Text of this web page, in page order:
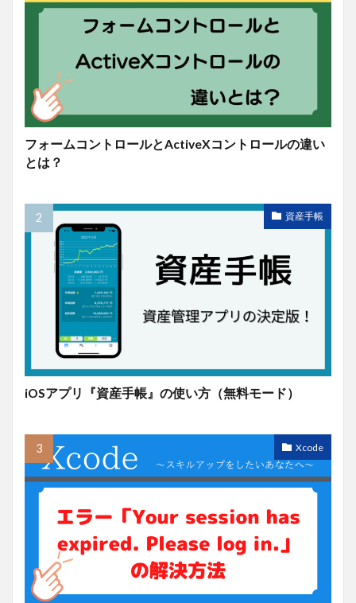
フォームコントロールとActiveXコントロールの違い
とは？
資産手帳
iOSアプリ『資産手帳』の使い方（無料モード）
Xcode